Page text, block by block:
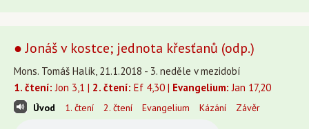
● Jonáš v kostce; jednota křesťanů (odp.)
Mons. Tomáš Halík, 21.1.2018 - 3. neděle v mezidobí
1. čtení: Jon 3,1 | 2. čtení: Ef 4,30 | Evangelium: Jan 17,20
Úvod 1. čtení 2. čtení Evangelium Kázání Závěr